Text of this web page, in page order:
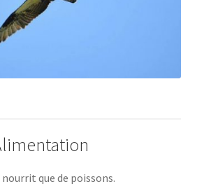
nourrit que de poissons.